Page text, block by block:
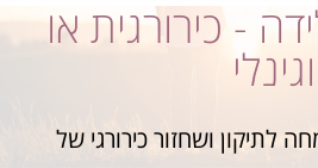
- כירורגית או
לתיקון ושחזור כירורגי של